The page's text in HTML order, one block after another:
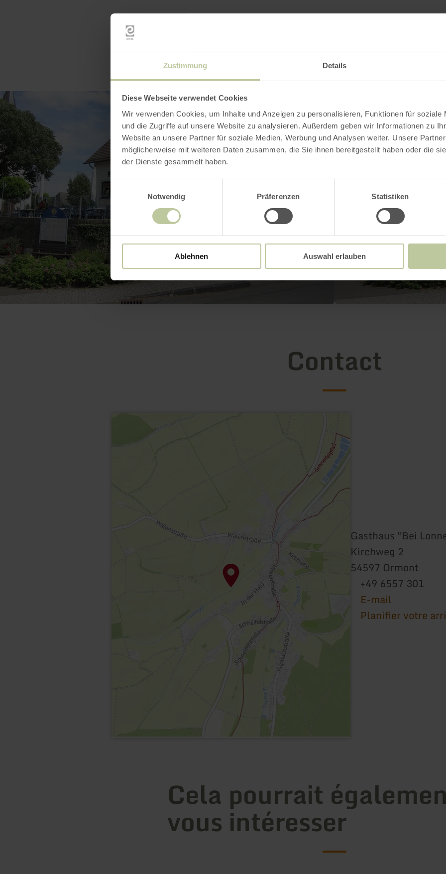
Zustimmung Details
Diese Webseite verwendet Cookies
Wir verwenden Cookies, um Inhalte und Anzeigen zu personalisieren, Funktionen für soziale
und die Zugriffe auf unsere Website zu analysieren. Außerdem geben wir Informationen zu
Website an unsere Partner für soziale Medien, Werbung und Analysen weiter. Unsere
möglicherweise mit weiteren Daten zusammen, die Sie ihnen bereitgestellt haben oder die
der Dienste gesammelt haben.
Notwendig
Präferenzen Statistiken
Ablehnen Auswahl erlauben
Contact
Gasthaus "Bei
Kirchweg 2
54597 Ormont
+49 6557 301
E-mail
Planifier votre
Cela pourrait
vous intéresser